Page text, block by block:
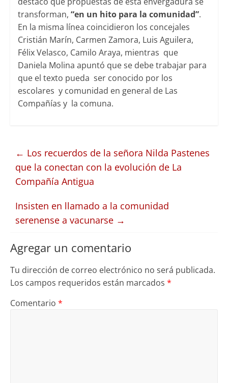
transforman, “en un hito para la comunidad”.
En la misma línea coincidieron los concejales
Cristián Marín, Carmen Zamora, Luis Aguilera,
Félix Velasco, Camilo Araya, mientras que
Daniela Molina apuntó que se debe trabajar para
que el texto pueda ser conocido por los
escolares y comunidad en general de Las
Compañías y la comuna.
← Los recuerdos de la señora Nilda Pastenes
que la conectan con la evolución de La
Compañía Antigua
Insisten en llamado a la comunidad
serenense a vacunarse →
Agregar un comentario
Tu dirección de correo electrónico no será publicada.
Los campos requeridos están marcados *
Comentario *